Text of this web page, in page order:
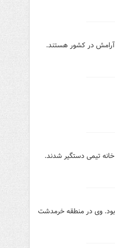
آرامش در کشور هستند.
کمالشهر کرج بود. وی در منطقه خرمدشت